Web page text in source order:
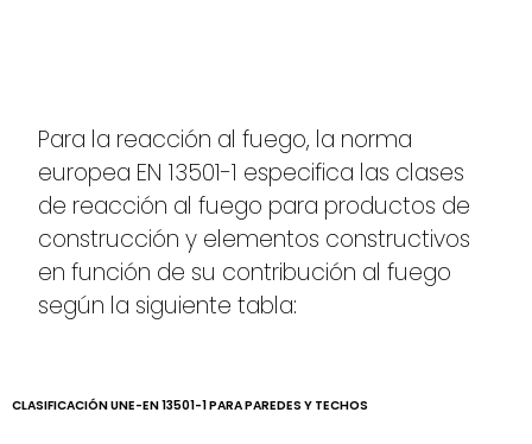
Para la reacción al fuego, la norma
europea EN 13501-1 especifica las clases
de reacción al fuego para productos de
construcción y elementos constructivos
en función de su contribución al fuego
según la siguiente tabla:
CLASIFICACIÓN UNE-EN 13501-1 PARA PAREDES Y TECHOS